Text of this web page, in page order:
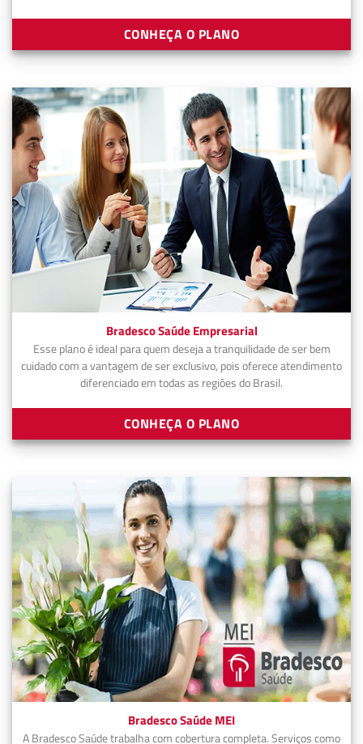
CONHEÇA O PLANO
Bradesco Saúde Empresarial
Esse plano é ideal para quem deseja a tranquilidade de ser bem
cuidado com a vantagem de ser exclusivo, pois oferece atendimento
diferenciado em todas as regiões do Brasil.
CONHEÇA O PLANO
Bradesco Saúde MEI
A Bradesco Saúde trabalha com cobertura completa. Serviços como